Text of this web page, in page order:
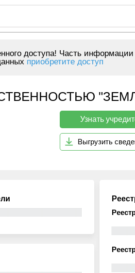
доступа! Часть информации
приобретите доступ
Узнать
Выгрузить